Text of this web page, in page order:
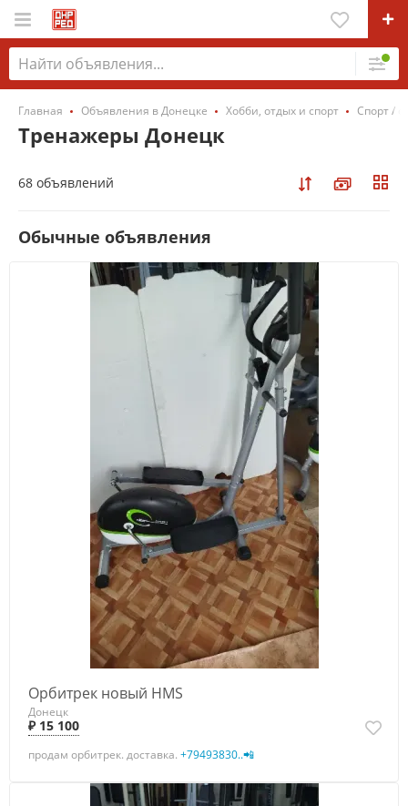
Главная Объявления в Донецке Хобби, отдых и спорт Спорт /
Тренажеры Донецк
68 объявлений
Обычные объявления
Орбитрек новый HMS
Донецк
₽ 15 100
продам орбитрек. доставка. +79493830..📲